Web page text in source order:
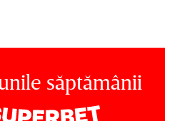
săptămânii